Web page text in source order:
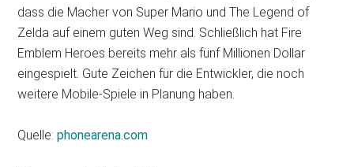
dass die Macher von Super Mario und The Legend of
Zelda auf einem guten Weg sind. Schließlich hat Fire
Emblem Heroes bereits mehr als fünf Millionen Dollar
eingespielt. Gute Zeichen für die Entwickler, die noch
weitere Mobile-Spiele in Planung haben.
Quelle:phonearena.com